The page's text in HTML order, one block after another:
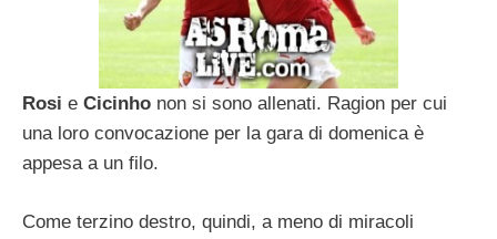
Rosi e Cicinho non si sono allenati. Ragion per cui
una loro convocazione per la gara di domenica è
appesa a un filo.
Come terzino destro, quindi, a meno di miracoli